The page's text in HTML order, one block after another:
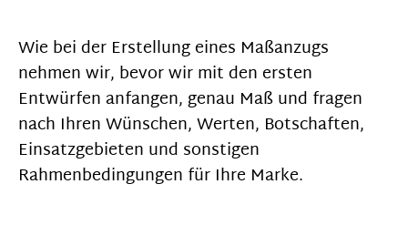
Wie bei der Erstellung eines Maßanzugs
nehmen wir, bevor wir mit den ersten
Entwürfen anfangen, genau Maß und fragen
nach Ihren Wünschen, Werten, Botschaften,
Einsatzgebieten und sonstigen
Rahmenbedingungen für Ihre Marke.